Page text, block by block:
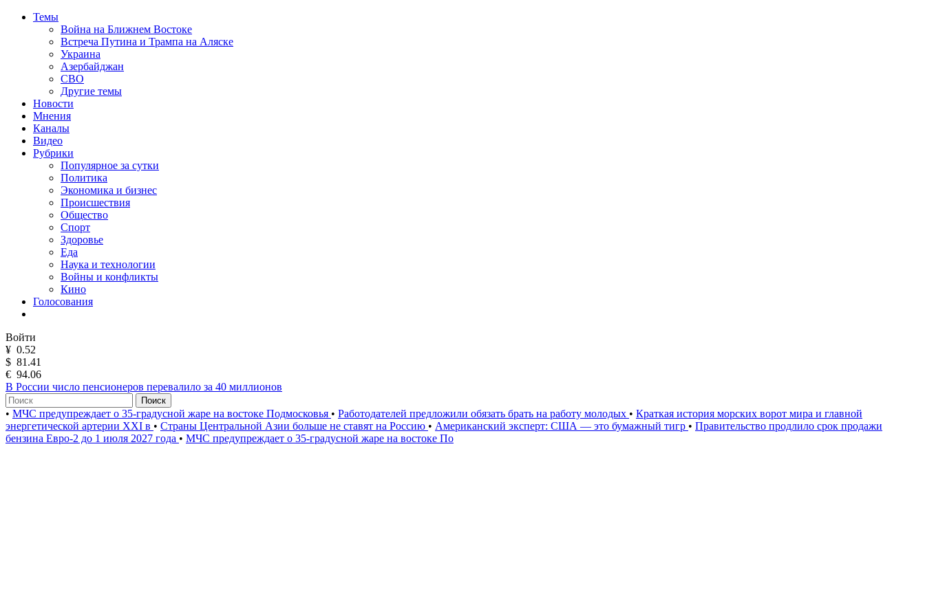
Темы
Война на Ближнем Востоке
Встреча Путина и Трампа на Аляске
Украина
Азербайджан
СВО
Другие темы
Новости
Мнения
Каналы
Видео
Рубрики
Популярное за сутки
Политика
Экономика и бизнес
Происшествия
Общество
Спорт
Здоровье
Еда
Наука и технологии
Войны и конфликты
Кино
Голосования
Войти
¥ 0.52
$ 81.41
€ 94.06
В России число пенсионеров перевалило за 40 миллионов
Поиск
• МЧС предупреждает о 35-градусной жаре на востоке Подмосковья • Работодателей предложили обязать брать на работу молодых • Краткая история морских ворот мира и главной
энергетической артерии XXI в • Страны Центральной Азии больше не ставят на Россию • Американский эксперт: США — это бумажный тигр • Правительство продлило срок продажи
бензина Евро-2 до 1 июля 2027 года • МЧС предупреждает о 35-градусной жаре на востоке По